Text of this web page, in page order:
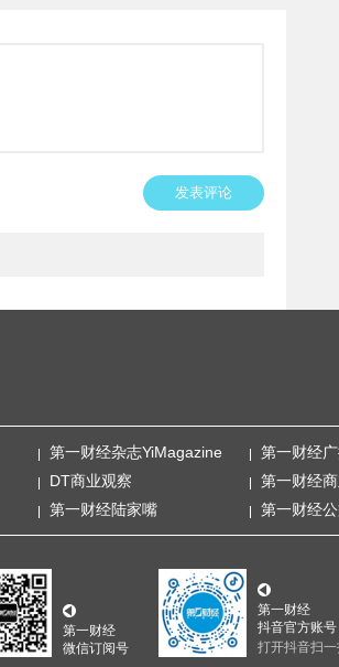
发表评论
第一财经杂志YiMagazine 第一财经
DT商业观察 第一财经
第一财经陆家嘴 第一财经
第一财经
微信订阅号
第一财经
抖音官方账号
打开抖音扫一